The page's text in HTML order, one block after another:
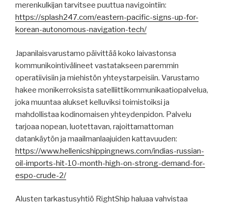
merenkulkijan tarvitsee puuttua navigointiin:
https://splash247.com/eastern-pacific-signs-up-for-
korean-autonomous-navigation-tech/
Japanilaisvarustamo päivittää koko laivastonsa
kommunikointivälineet vastatakseen paremmin
operatiivisiin ja miehistön yhteystarpeisiin. Varustamo
hakee monikerroksista satelliittikommunikaatiopalvelua,
joka muuntaa alukset kelluviksi toimistoiksi ja
mahdollistaa kodinomaisen yhteydenpidon. Palvelu
tarjoaa nopean, luotettavan, rajoittamattoman
datankäytön ja maailmanlaajuiden kattavuuden:
https://www.hellenicshippingnews.com/indias-russian-
oil-imports-hit-10-month-high-on-strong-demand-for-
espo-crude-2/
Alusten tarkastusyhtiö RightShip haluaa vahvistaa